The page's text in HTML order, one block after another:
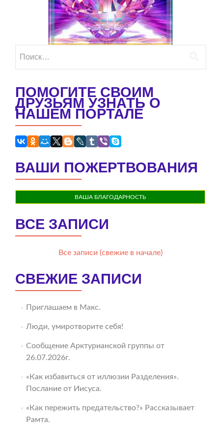
ПОМОГИТЕ СВОИМ
ДРУЗЬЯМ УЗНАТЬ О
НАШЕМ ПОРТАЛЕ
ВАШИ ПОЖЕРТВОВАНИЯ
ВАША БЛАГОДАРНОСТЬ
ВСЕ ЗАПИСИ
Все записи (свежие в начале)
СВЕЖИЕ ЗАПИСИ
Приглашаем в Макс.
Люди, умиротворите себя!
Сообщение Арктурианской группы от
26.07.2026г.
«Как избавиться от иллюзии Разделения».
Послание от Иисуса.
«Как пережить предательство?» Рассказывает
Рамта.